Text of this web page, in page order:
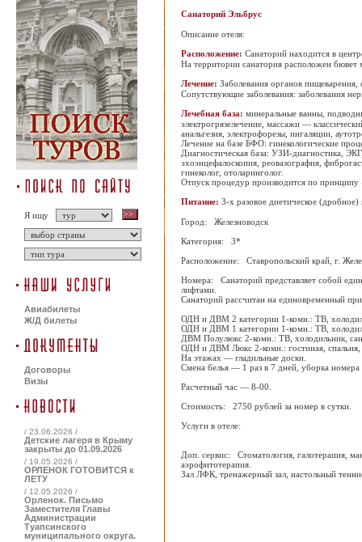
Я ищу
Авиабилеты
Ж/Д билеты
Договоры
Визы
/ 23.06.2026 /
Детские лагеря в Крыму
закрыты до 01.09.2026
/ 19.05.2026 /
ОРЛЕНОК ГОТОВИТСЯ к
ЛЕТУ
/ 12.05.2026 /
Орленок. Письмо
Заместителя Главы
Администрации
Туапсинского
муниципального округа.
Санаторий Эльбрус
Описание отеля:
Расположение: Санаторий находится в
На территории санатория расположен бювет
Лечение: Заболевания органов пищеварения,
Сопутствующие заболевания: заболевания
Лечебная база: минеральные ванны,
электрогрязелечение, массажи —
анальгезия, электрофорезы, ингаляции,
Лечение на базе БФО: гинекологические
Диагностическая база: УЗИ-диагностика,
эхоэнцефалоскопия, реовазография,
гинеколог, отоларинголог.
Отпуск процедур производится по
Питание: 3-х разовое диетическое
Город: Железноводск
Категория: 3*
Расположение: Ставропольский край, г.
Номера: Санаторий представляет собой
лифтами.
Санаторий рассчитан на единовременный
ОДН и ДВМ 2 категории 1-комн.: ТВ,
ОДН и ДВМ 1 категории 1-комн.: ТВ,
ДВМ Полулюкс 2-комн.: ТВ, холодильник,
ОДН и ДВМ Люкс 2-комн.: гостиная, спальня,
На этажах — гладильные доски.
Смена белья — 1 раз в 7 дней, уборка номера
Расчетный час — 8-00.
Стоимость: 2750 рублей за номер в сутки.
Услуги в отеле:
Доп. сервис: Стоматология, галотерапия,
аэрофитотерапия.
Зал ЛФК, тренажерный зал, настольный